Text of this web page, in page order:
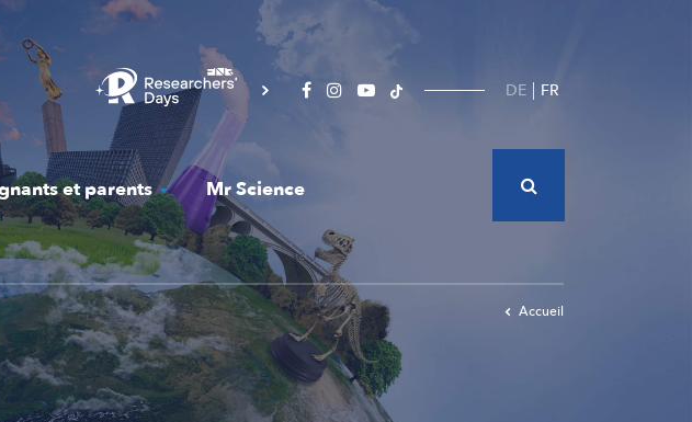
DE FR
et parents Mr Science
Accueil